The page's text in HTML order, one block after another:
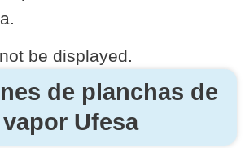
be displayed.
de planchas de
vapor Ufesa